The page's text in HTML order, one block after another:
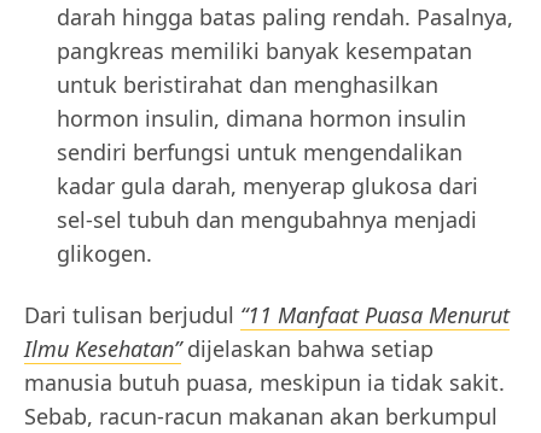
darah hingga batas paling rendah. Pasalnya,
pangkreas memiliki banyak kesempatan
untuk beristirahat dan menghasilkan
hormon insulin, dimana hormon insulin
sendiri berfungsi untuk mengendalikan
kadar gula darah, menyerap glukosa dari
sel-sel tubuh dan mengubahnya menjadi
glikogen.
Dari tulisan berjudul “11 Manfaat Puasa Menurut
Ilmu Kesehatan”dijelaskan bahwa setiap
manusia butuh puasa, meskipun ia tidak sakit.
Sebab, racun-racun makanan akan berkumpul